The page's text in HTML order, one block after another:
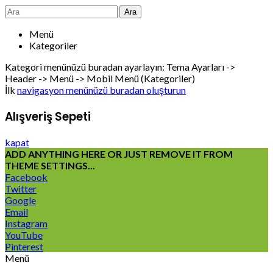
Ara
Menü
Kategoriler
Kategori menünüzü buradan ayarlayın: Tema Ayarları ->
Header -> Menü -> Mobil Menü (Kategoriler)
İlk navigasyon menünüzü buradan oluşturun
Alışveriş Sepeti
kapat
ADD ANYTHING HERE OR JUST REMOVE IT FROM
THEME SETTINGS...
Facebook
Twitter
Google
Email
Instagram
YouTube
Pinterest
Menü